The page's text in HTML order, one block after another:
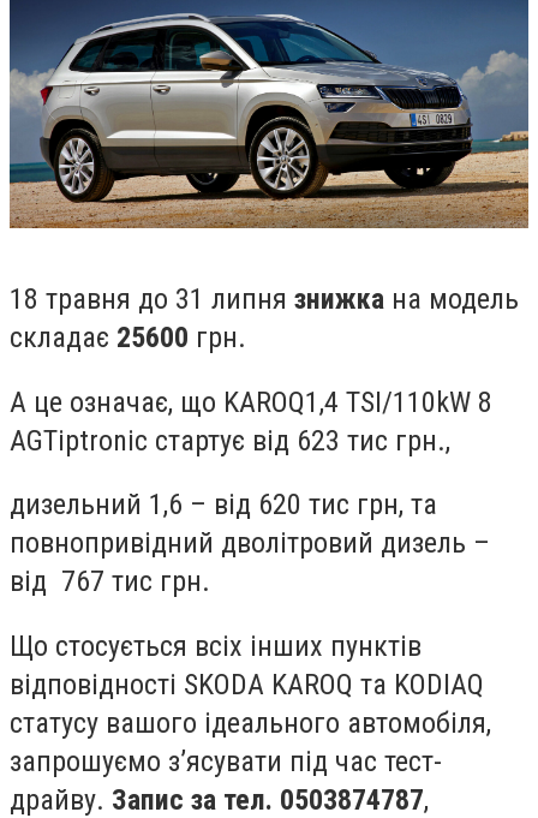
18 травня до 31 липня знижка на модель
складає 25600 грн.
А це означає, що KAROQ1,4 TSI/110kW 8
AGTiptronic стартує від 623 тис грн.,
дизельний 1,6 – від 620 тис грн, та
повнопривідний дволітровий дизель –
від 767 тис грн.
Що стосується всіх інших пунктів
відповідності SKODA KAROQ та KODIAQ
статусу вашого ідеального автомобіля,
запрошуємо з’ясувати під час тест-
драйву. Запис за тел. 0503874787,